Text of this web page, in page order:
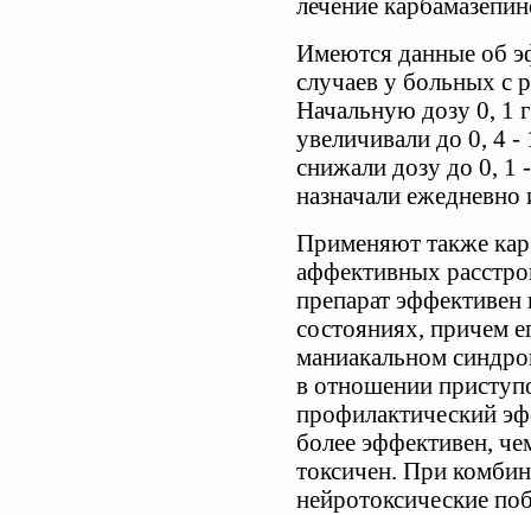
лечение
Имеются данные об
случаев у больных с
Начальную дозу 0, 1
увеличивали до 0, 4 -
снижали дозу до 0, 1
назначали ежедневно
Применяют также
аффективных
препарат
состояниях, причем
маниакальном
в отношении
профилактический
более эффективен,
токсичен. При
нейротоксические